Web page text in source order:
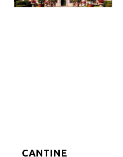
CANTINE